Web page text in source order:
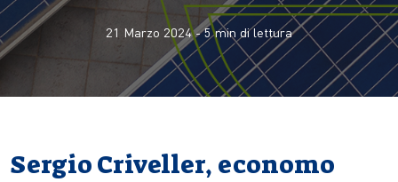
21 Marzo 2024-5min di lettura
Sergio Criveller, economo